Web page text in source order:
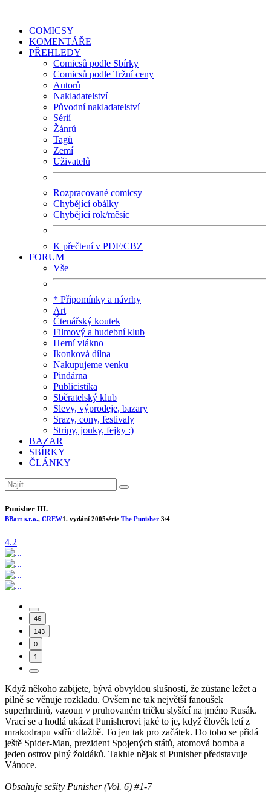
COMICSY
KOMENTÁŘE
PŘEHLEDY
Comicsů podle Sbírky
Comicsů podle Tržní ceny
Autorů
Nakladatelství
Původní nakladatelství
Sérií
Žánrů
Tagů
Zemí
Uživatelů
Rozpracované comicsy
Chybějící obálky
Chybějící rok/měsíc
K přečtení v PDF/CBZ
FORUM
Vše
* Připomínky a návrhy
Art
Čtenářský koutek
Filmový a hudební klub
Herní vlákno
Ikonková dílna
Nakupujeme venku
Pindárna
Publicistika
Sběratelský klub
Slevy, výprodeje, bazary
Srazy, cony, festivaly
Stripy, jouky, fejky :)
BAZAR
SBÍRKY
ČLÁNKY
Punisher III.
BBart s.r.o., CREW1. vydání 2005série The Punisher 3/4
4.2
46
143
0
1
Když někoho zabijete, bývá obvyklou slušností, že zůstane ležet a
pilně se věnuje rozkladu. Ovšem ne tak největší fanoušek
superhrdinů, vazoun v pruhovaném tričku slyšící na jméno Rusák.
Vrací se a hodlá ukázat Punisherovi jaké to je, když člověk letí z
mrakodrapu vstříc dlažbě. To jen tak pro začátek. Do toho se přidá
ještě Spider-Man, prezident Spojených států, atomová bomba a
jeden ostrov plný žoldáků. Takhle nějak si Punisher představuje
Vánoce.
Obsahuje sešity Punisher (Vol. 6) #1-7